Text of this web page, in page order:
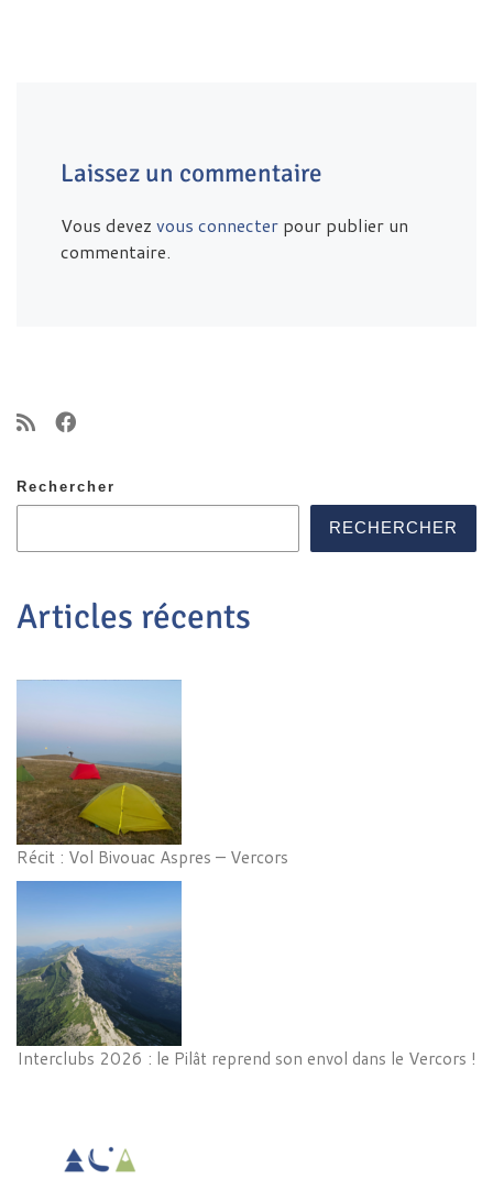
Laissez un commentaire
Vous devez vous connecter pour publier un
commentaire.
Rechercher
RECHERCHER
Articles récents
Récit : Vol Bivouac Aspres – Vercors
Interclubs 2026 : le Pilât reprend son envol dans le Vercors !